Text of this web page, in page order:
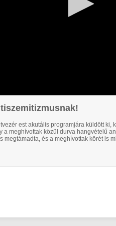
est akutális programjára küldött ki,
a meghívottak közül durva hangvételű
megtámadta, és a meghívottak körét is